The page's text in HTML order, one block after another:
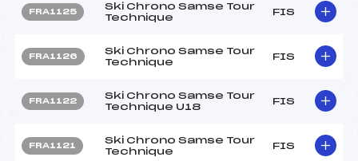
FRA1125
Ski Chrono Samse Tour
Technique
FIS
FRA1126
Ski Chrono Samse Tour
Technique
FIS
FRA1122
Ski Chrono Samse Tour
Technique U18
FIS
FRA1121
Ski Chrono Samse Tour
Technique
FIS